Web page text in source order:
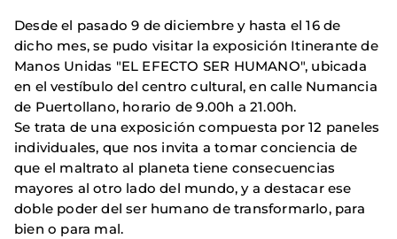
Desde el pasado 9 de diciembre y hasta el 16 de
dicho mes, se pudo visitar la exposición Itinerante de
Manos Unidas "EL EFECTO SER HUMANO", ubicada
en el vestíbulo del centro cultural, en calle Numancia
de Puertollano, horario de 9.00h a 21.00h.
Se trata de una exposición compuesta por 12 paneles
individuales, que nos invita a tomar conciencia de
que el maltrato al planeta tiene consecuencias
mayores al otro lado del mundo, y a destacar ese
doble poder del ser humano de transformarlo, para
bien o para mal.